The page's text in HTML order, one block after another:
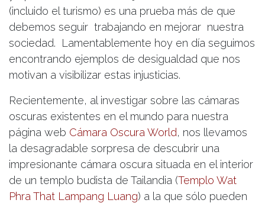
(incluido el turismo) es una prueba más de que
debemos seguir trabajando en mejorar nuestra
sociedad. Lamentablemente hoy en día seguimos
encontrando ejemplos de desigualdad que nos
motivan a visibilizar estas injusticias.
Recientemente, al investigar sobre las cámaras
oscuras existentes en el mundo para nuestra
página web Cámara Oscura World, nos llevamos
la desagradable sorpresa de descubrir una
impresionante cámara oscura situada en el interior
de un templo budista de Tailandia (Templo Wat
Phra That Lampang Luang) a la que sólo pueden